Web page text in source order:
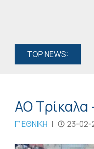
TOP NEWS:
Χουλιαράδες λόγω
ΑΟ Τρίκαλα
Γ' ΕΘΝΙΚΗ | 23-02-